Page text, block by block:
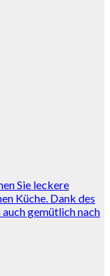
Sie leckere
Küche. Dank des
auch gemütlich nach